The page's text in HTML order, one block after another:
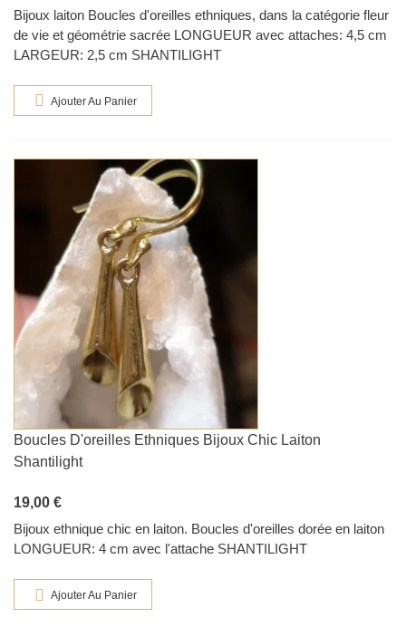
Bijoux laiton Boucles d'oreilles ethniques, dans la catégorie fleur
de vie et géométrie sacrée LONGUEUR avec attaches: 4,5 cm
LARGEUR: 2,5 cm SHANTILIGHT
Ajouter Au Panier
Boucles D'oreilles Ethniques Bijoux Chic Laiton
Shantilight
19,00 €
Bijoux ethnique chic en laiton. Boucles d'oreilles dorée en laiton
LONGUEUR: 4 cm avec l'attache SHANTILIGHT
Ajouter Au Panier